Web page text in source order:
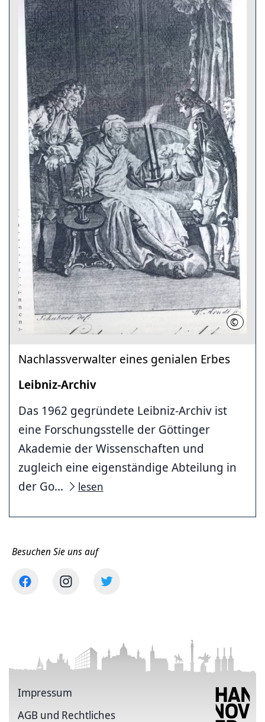
© J. A.
Nachlassverwalter eines genialen Erbes
Leibniz-Archiv
Das 1962 gegründete Leibniz-Archiv ist
eine Forschungsstelle der Göttinger
Akademie der Wissenschaften und
zugleich eine eigenständige Abteilung in
der Go...
lesen
Besuchen Sie uns auf
Impressum
AGB und Rechtliches